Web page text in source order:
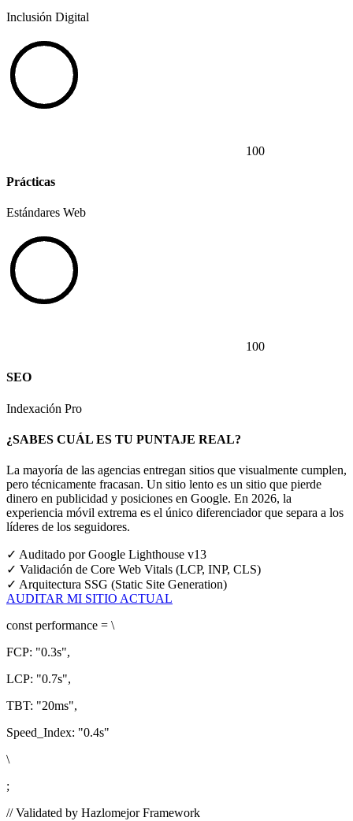
Inclusión Digital
100
Prácticas
Estándares Web
100
SEO
Indexación Pro
¿SABES CUÁL ES TU PUNTAJE REAL?
La mayoría de las agencias entregan sitios que visualmente cumplen,
pero técnicamente fracasan. Un sitio lento es un sitio que pierde
dinero en publicidad y posiciones en Google. En 2026, la
experiencia móvil extrema es el único diferenciador que separa a los
líderes de los seguidores.
✓ Auditado por Google Lighthouse v13
✓ Validación de Core Web Vitals (LCP, INP, CLS)
✓ Arquitectura SSG (Static Site Generation)
AUDITAR MI SITIO ACTUAL
const performance = \
FCP: "0.3s",
LCP: "0.7s",
TBT: "20ms",
Speed_Index: "0.4s"
\
;
// Validated by Hazlomejor Framework